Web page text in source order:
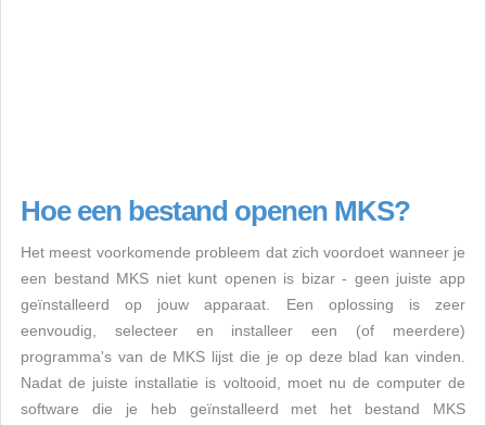
Hoe een bestand openen MKS?
Het meest voorkomende probleem dat zich voordoet wanneer je
een bestand MKS niet kunt openen is bizar - geen juiste app
geïnstalleerd op jouw apparaat. Een oplossing is zeer
eenvoudig, selecteer en installeer een (of meerdere)
programma's van de MKS lijst die je op deze blad kan vinden.
Nadat de juiste installatie is voltooid, moet nu de computer de
software die je heb geïnstalleerd met het bestand MKS